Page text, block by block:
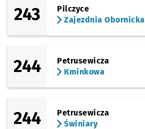
243
Pilczyce
Zajezdnia Obornicka
244
Petrusewicza
Kminkowa
244
Petrusewicza
Świniary